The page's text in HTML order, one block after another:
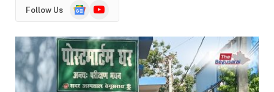
Follow Us
GoogleYouTube